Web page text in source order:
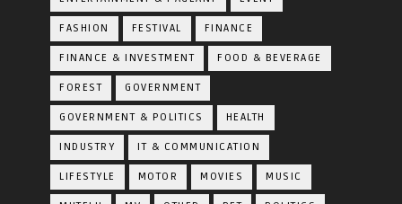
FASHION FESTIVAL FINANCE
FINANCE & INVESTMENT FOOD & BEVERAGE
FOREST GOVERNMENT
GOVERNMENT & POLITICS HEALTH
INDUSTRY IT & COMMUNICATION
LIFESTYLE MOTOR MOVIES MUSIC